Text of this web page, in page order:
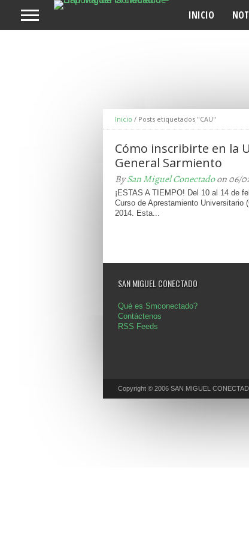
INICIO
Inicio / Posts etiquetados "CAU"
Cómo inscribirte en la
General Sarmiento
BySan Miguel Conectadoon 06/
¡ESTAS A TIEMPO! Del 10 al 14 de
Curso de Aprestamiento Universitario
2014. Esta...
SAN MIGUEL CONECTADO
Qué es Smconectado?
Contáctenos
RSS Feeds
Copyright © 2006 SAN MIGUEL